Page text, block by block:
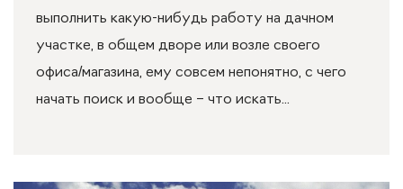
выполнить какую-нибудь работу на дачном
участке, в общем дворе или возле своего
офиса/магазина, ему совсем непонятно, с чего
начать поиск и вообще – что искать...